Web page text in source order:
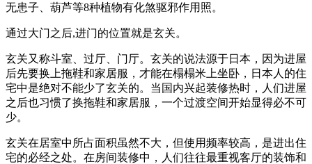
无患子、葫芦等8种植物有化煞驱邪作用照。
通过大门之后,进门的位置就是玄关。
玄关又称斗室、过厅、门厅。玄关的说法源于日本，因为进屋
后先要换上拖鞋和家居服，才能在榻榻米上坐卧，日本人的住
宅中是绝对不能少了玄关的。当国内兴起装修热时，人们进屋
之后也习惯了换拖鞋和家居服，一个过渡空间开始显得必不可
少。
玄关在居室中所占面积虽然不大，但使用频率较高，是进出住
宅的必经之处。在房间装修中，人们往往最重视客厅的装饰和